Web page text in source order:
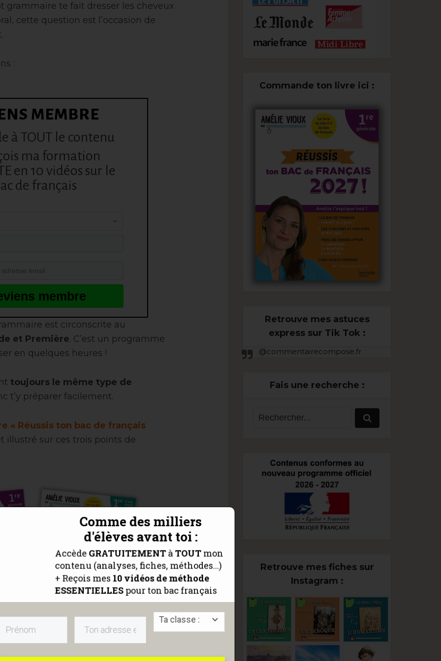
grammaire te fait dresser les cheveux
cette question est l’occasion de
:
MEMBRE
à TOUT le contenu
ma formation
en 10 vidéos sur le
de français
membre
est circonscrite au
et Première. C’est un programme
en quelques heures !
toujours le même type de
t’y préparer facilement.
« Réussis ton bac de français
illustré sur ces trois points de
Commande ton livre ici :
Retrouve mes astuces
express sur Tik Tok :
@commentairecompose.fr
Fais une recherche :
Retrouve mes fiches sur
Instagram :
Comme des milliers
d'élèves avant toi :
Accède GRATUITEMENTà TOUT mon
contenu (analyses, fiches, méthodes...)
+ Reçois mes 10 vidéosde méthode
ESSENTIELLESpour ton bac français
Ta classe :